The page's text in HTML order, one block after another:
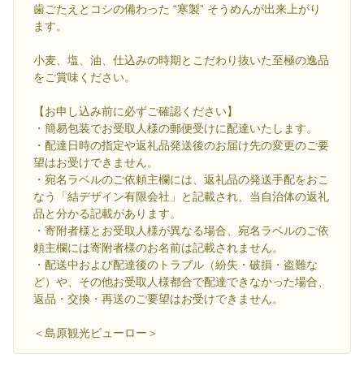
歯ごたえとコシの備わった “寒製” そうめんが出来上がり
ます。
小麦、塩、油、仕込みの時期とこだわり抜いた至極の逸品
をご賞味ください。
【お申し込み前に必ずご確認ください】
・簡易包装でお受取人様の郵便受けに配達いたします。
・配達日時の指定や返礼品発送後のお届け先の変更のご要
望はお受けできません。
・宛名ラベルのご依頼主欄には、返礼品の発送手配をおこ
なう「結デザイン有限会社」と記載され、当自治体の返礼
品と分かる記載があります。
・寄附者様とお受取人様が異なる場合、宛名ラベルのご依
頼主欄には寄附者様のお名前は記載されません。
・配送中および配達後のトラブル（紛失・破損・盗難な
ど）や、その他お受取人様都合で配達できなかった場合、
返品・交換・再送のご要望はお受けできません。
＜島原観光ビューロー＞